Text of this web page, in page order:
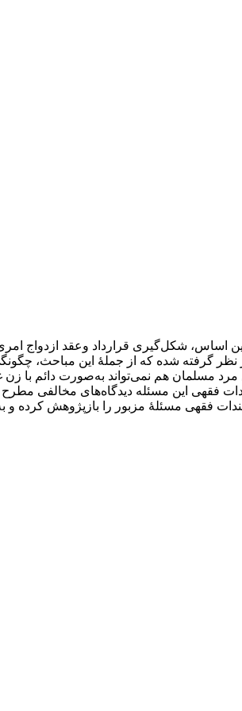
اساس، شکل‌گیری قرارداد وعقد ازدواج
گرفته شده که از جملۀ این مباحث،
مسلمان هم نمی‌تواند به‌صورت دائم با زن
این مسئله دیدگاه‌های مخالفی مطرح
فقهی مسئلۀ مزبور را بازپژوهش کرده و